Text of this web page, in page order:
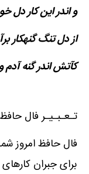
و اندر این کار دل
از دل تنگ گنهکار
کآتش اندر گنه آدم
تـعـبـیـر فال
فال حافظ امروز
برای جبران